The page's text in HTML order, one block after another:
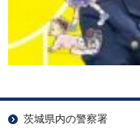
茨城県内の警察署